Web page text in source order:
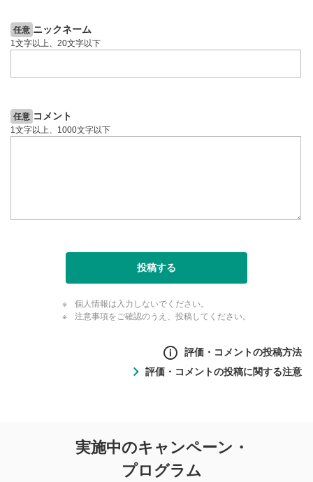
クリックするとYouTubeサイトに移動します。
任意 ニックネーム
1文字以上、20文字以下
任意 コメント
1文字以上、1000文字以下
投稿する
個人情報は入力しないでください。
注意事項をご確認のうえ、投稿してください。
評価・コメントの投稿方法
評価・コメントの投稿に関する注意
投稿に関する注意
実施中のキャンペーン・
プログラム